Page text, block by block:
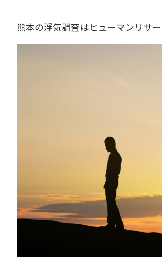
熊本の浮気調査はヒューマンリサ